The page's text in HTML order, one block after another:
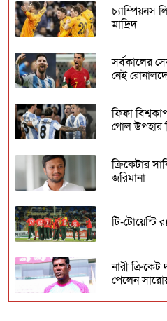
চ্যাম্পিয়নস
মাদ্রিদ
সর্বকালের
নেই
ফিফা
গোল উপহার
ক্রিকেটার
জরিমানা
টি-টোয়েন্টি
নারী ক্রিকেট
পেলেন